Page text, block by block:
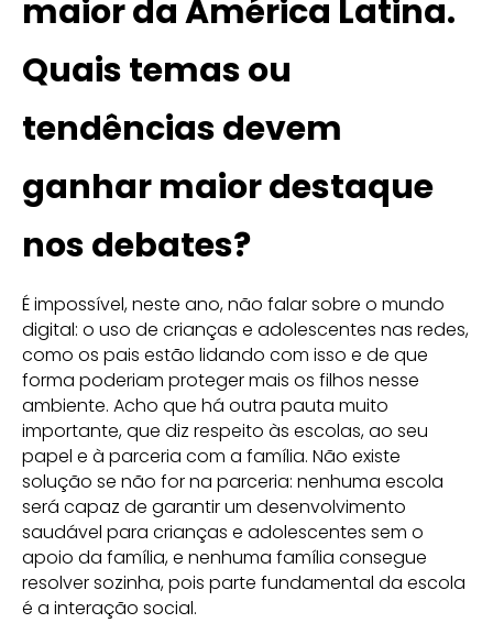
maior da América Latina.
Quais temas ou
tendências devem
ganhar maior destaque
nos debates?
É impossível, neste ano, não falar sobre o mundo
digital: o uso de crianças e adolescentes nas redes,
como os pais estão lidando com isso e de que
forma poderiam proteger mais os filhos nesse
ambiente. Acho que há outra pauta muito
importante, que diz respeito às escolas, ao seu
papel e à parceria com a família. Não existe
solução se não for na parceria: nenhuma escola
será capaz de garantir um desenvolvimento
saudável para crianças e adolescentes sem o
apoio da família, e nenhuma família consegue
resolver sozinha, pois parte fundamental da escola
é a interação social.